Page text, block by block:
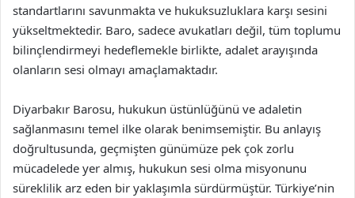
standartlarını savunmakta ve hukuksuzluklara karşı sesini
yükseltmektedir. Baro, sadece avukatları değil, tüm toplumu
bilinçlendirmeyi hedeflemekle birlikte, adalet arayışında
olanların sesi olmayı amaçlamaktadır.
Diyarbakır Barosu, hukukun üstünlüğünü ve adaletin
sağlanmasını temel ilke olarak benimsemiştir. Bu anlayış
doğrultusunda, geçmişten günümüze pek çok zorlu
mücadelede yer almış, hukukun sesi olma misyonunu
süreklilik arz eden bir yaklaşımla sürdürmüştür. Türkiye’nin